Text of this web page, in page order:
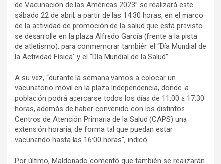
de Vacunación de las Américas 2023” se realizará este
sábado 22 de abril, a partir de las 14:30 horas, en el marco
de la actividad de promoción de la salud que está previsto
se desarrolle en la plaza Alfredo García (frente a la pista
de atletismo), para conmemorar también el “Día Mundial de
la Actividad Física” y el “Día Mundial de la Salud”.
A su vez, “durante la semana vamos a colocar un
vacunatorio móvil en la plaza Independencia, donde la
población podrá acercarse todos los días de 11:00 a 17:30
horas, además de haber convenido con los distintos
Centros de Atención Primaria de la Salud (CAPS) una
extensión horaria, de forma tal que puedan estar
vacunando hasta las 16:00 horas”, indicó.
Por último, Maldonado comentó que también se realizarán